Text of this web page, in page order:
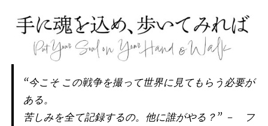
ス
“今こそ この戦争を撮って世界に見てもらう必要が
ある。
苦しみを全て記録するの。他に誰がやる？” － フ